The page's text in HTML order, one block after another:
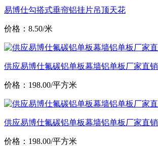
易博仕勾搭式垂帘铝挂片吊顶天花
价格：8.50/米
供应易博仕氟碳铝单板幕墙铝单板厂家直销
价格：198.00/平方米
供应易博仕氟碳铝单板幕墙铝单板厂家直销
价格：198.00/平方米